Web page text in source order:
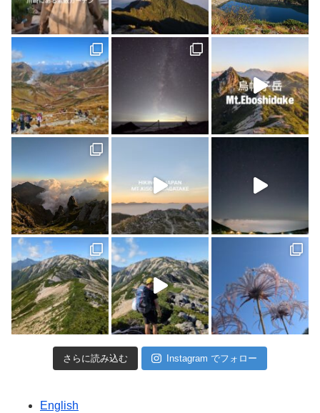
さらに読み込む Instagram でフォロー
English